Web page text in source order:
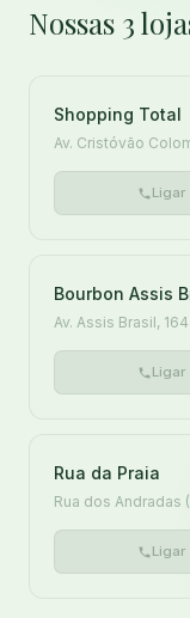
Nossas 3
Shopping Total
Av. Cristóvão
Ligar
Bourbon Assis
Av. Assis Brasil,
Ligar
Rua da Praia
Rua dos Andradas
Ligar